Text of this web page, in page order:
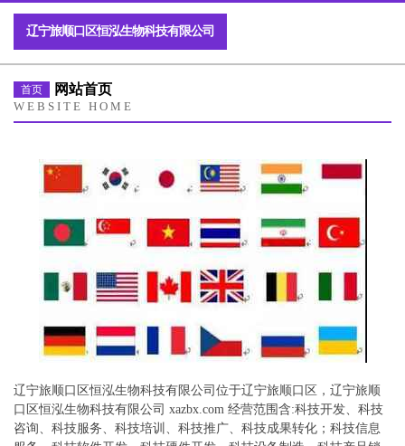
辽宁旅顺口区恒泓生物科技有限公司
首页 网站首页
WEBSITE HOME
辽宁旅顺口区恒泓生物科技有限公司位于辽宁旅顺口区，辽宁旅顺
口区恒泓生物科技有限公司 xazbx.com 经营范围含:科技开发、科技
咨询、科技服务、科技培训、科技推广、科技成果转化；科技信息